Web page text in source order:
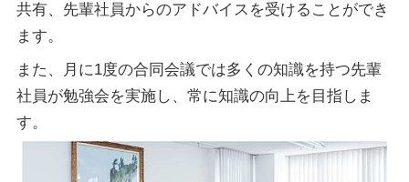
共有、先輩社員からのアドバイスを受けることができ
ます。
また、月に1度の合同会議では多くの知識を持つ先輩
社員が勉強会を実施し、常に知識の向上を目指しま
す。